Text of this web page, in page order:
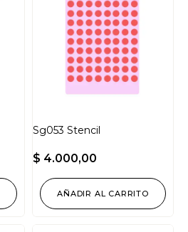
Sg053 Stencil
$ 4.000,00
AÑADIR AL CARRITO